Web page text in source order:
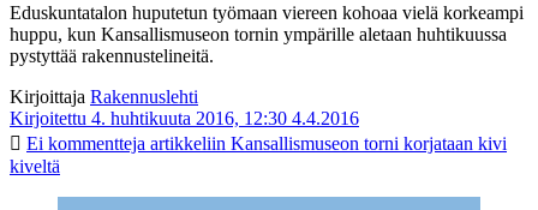
Eduskuntatalon huputetun työmaan viereen kohoaa vielä korkeampi
huppu, kun Kansallismuseon tornin ympärille aletaan huhtikuussa
pystyttää rakennustelineitä.
Kirjoittaja Rakennuslehti
Kirjoitettu 4. huhtikuuta 2016, 12:30 4.4.2016
Ei kommentteja artikkeliin Kansallismuseon torni korjataan kivi
kiveltä